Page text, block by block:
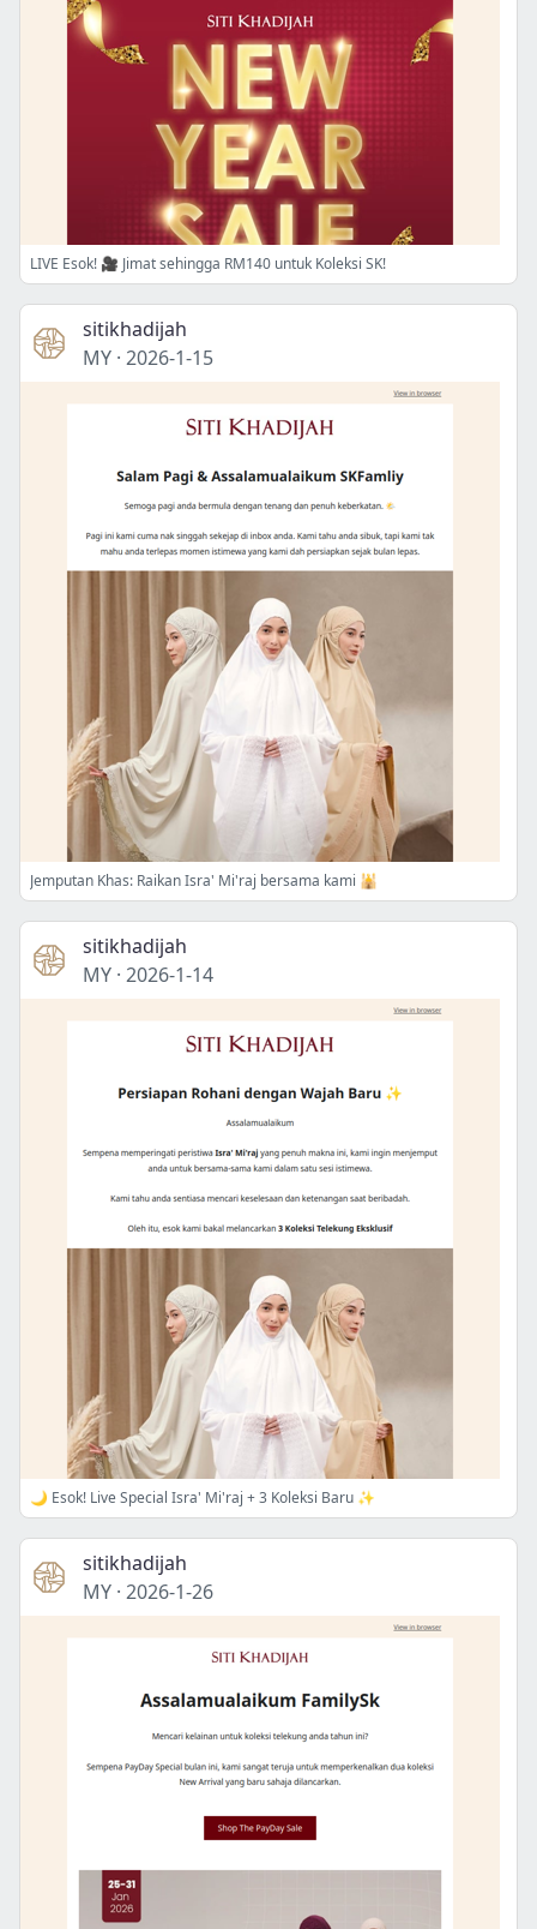
LIVE Esok! 🎥 Jimat sehingga RM140 untuk Koleksi SK!
sitikhadijah
MY · 2026-1-15
Jemputan Khas: Raikan Isra' Mi'raj bersama kami 🕌
sitikhadijah
MY · 2026-1-14
🌙 Esok! Live Special Isra' Mi'raj + 3 Koleksi Baru ✨
sitikhadijah
MY · 2026-1-26